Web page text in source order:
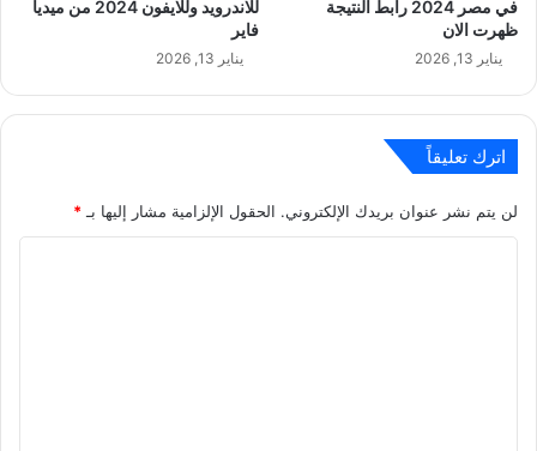
في مصر 2024 رابط النتيجة
ظهرت الان
يناير 13, 2026
للاندرويد وللايفون 2024 من ميديا
فاير
يناير 13, 2026
اترك تعليقاً
لن يتم نشر عنوان بريدك الإلكتروني. الحقول الإلزامية مشار إليها بـ *